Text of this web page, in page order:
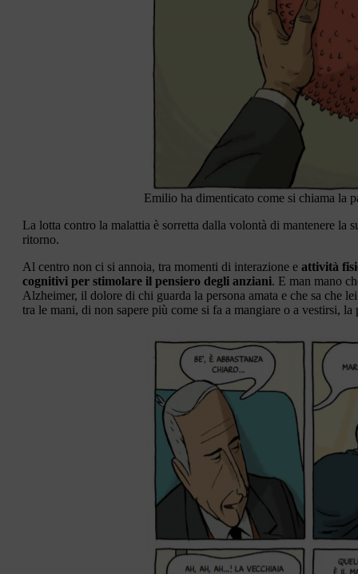
Emilio ha dimenticato come si chiama la
La lotta contro la malattia è sorretta dalla volontà di mantenere la
ritorno.
Al centro non ci si annoia, tra momenti di interazione e attività
cognitivi per stimolare il pensiero degli anziani. E man mano
Alzheimer, il dolore di chi guarda la persona amata e che sa che
tra le mani, di non sapere più come si fa a mangiare o a vestirsi,